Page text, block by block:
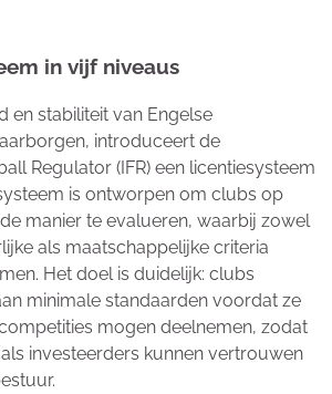
in vijf niveaus
en stabiliteit van Engelse
introduceert de
Regulator (IFR) een licentiesysteem
is ontworpen om clubs op
manier te evalueren, waarbij zowel
als maatschappelijke criteria
Het doel is duidelijk: clubs
minimale standaarden voordat ze
mogen deelnemen, zodat
investeerders kunnen vertrouwen